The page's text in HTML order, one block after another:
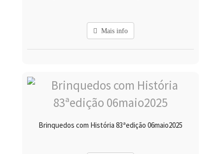
Mais info
Brinquedos com História 83ªedição 06maio2025